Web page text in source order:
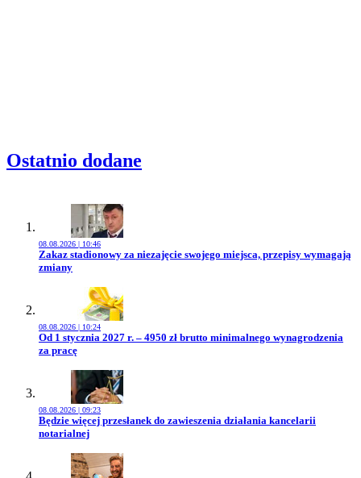
Ostatnio dodane
08.08.2026 | 10:46
Przejdź do artykułu:
Zakaz stadionowy za niezajęcie swojego miejsca, przepisy wymagają
zmiany
08.08.2026 | 10:24
Przejdź do artykułu:
Od 1 stycznia 2027 r. – 4950 zł brutto minimalnego wynagrodzenia
za pracę
08.08.2026 | 09:23
Przejdź do artykułu:
Będzie więcej przesłanek do zawieszenia działania kancelarii
notarialnej